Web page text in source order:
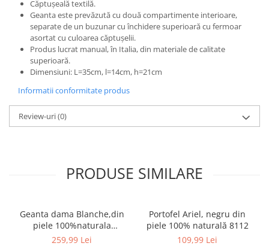
Căptușeală textilă.
Geanta este prevăzută cu două compartimente interioare,
separate de un buzunar cu închidere superioară cu fermoar
asortat cu culoarea căptușelii.
Produs lucrat manual, în Italia, din materiale de calitate
superioară.
Dimensiuni: L=35cm, l=14cm, h=21cm
Informatii conformitate produs
Review-uri(0)
PRODUSE SIMILARE
Geanta dama Blanche,din
piele 100%naturala
Italia,8246,negru
259,99 Lei
Portofel Ariel, negru din
piele 100% naturală 8112
109,99 Lei